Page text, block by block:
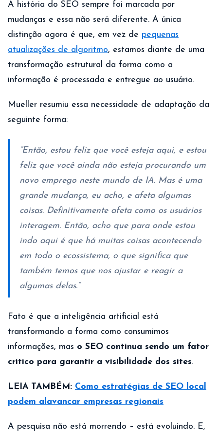
A história do SEO sempre foi marcada por
mudanças e essa não será diferente. A única
distinção agora é que, em vez de pequenas
atualizações de algoritmo, estamos diante de uma
transformação estrutural da forma como a
informação é processada e entregue ao usuário.
Mueller resumiu essa necessidade de adaptação da
seguinte forma:
“Então, estou feliz que você esteja aqui, e estou
feliz que você ainda não esteja procurando um
novo emprego neste mundo de IA. Mas é uma
grande mudança, eu acho, e afeta algumas
coisas. Definitivamente afeta como os usuários
interagem. Então, acho que para onde estou
indo aqui é que há muitas coisas acontecendo
em todo o ecossistema, o que significa que
também temos que nos ajustar e reagir a
algumas delas.”
Fato é que a inteligência artificial está
transformando a forma como consumimos
informações, mas o SEO continua sendo um fator
crítico para garantir a visibilidade dos sites.
LEIA TAMBÉM: Como estratégias de SEO local
podem alavancar empresas regionais
A pesquisa não está morrendo – está evoluindo. E,